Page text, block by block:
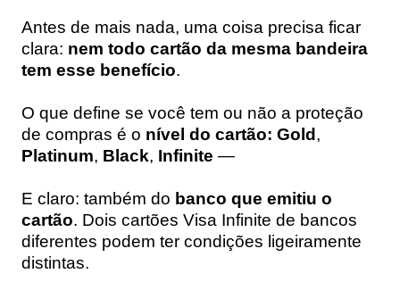
Antes de mais nada, uma coisa precisa ficar
clara: nem todo cartão da mesma bandeira
tem esse benefício.
O que define se você tem ou não a proteção
de compras é o nível do cartão: Gold,
Platinum, Black, Infinite —
E claro: também do banco que emitiu o
cartão. Dois cartões Visa Infinite de bancos
diferentes podem ter condições ligeiramente
distintas.